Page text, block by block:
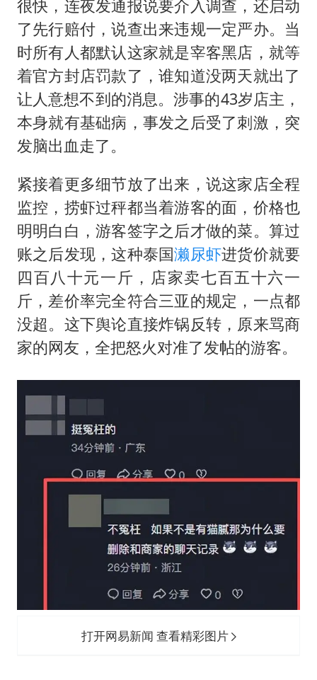
很快，连夜发通报说要介入调查，还启动
了先行赔付，说查出来违规一定严办。当
时所有人都默认这家就是宰客黑店，就等
着官方封店罚款了，谁知道没两天就出了
让人意想不到的消息。涉事的43岁店主，
本身就有基础病，事发之后受了刺激，突
发脑出血走了。
紧接着更多细节放了出来，说这家店全程
监控，捞虾过秤都当着游客的面，价格也
明明白白，游客签字之后才做的菜。算过
账之后发现，这种泰国濑尿虾进货价就要
四百八十元一斤，店家卖七百五十六一
斤，差价率完全符合三亚的规定，一点都
没超。这下舆论直接炸锅反转，原来骂商
家的网友，全把怒火对准了发帖的游客。
打开网易新闻 查看精彩图片